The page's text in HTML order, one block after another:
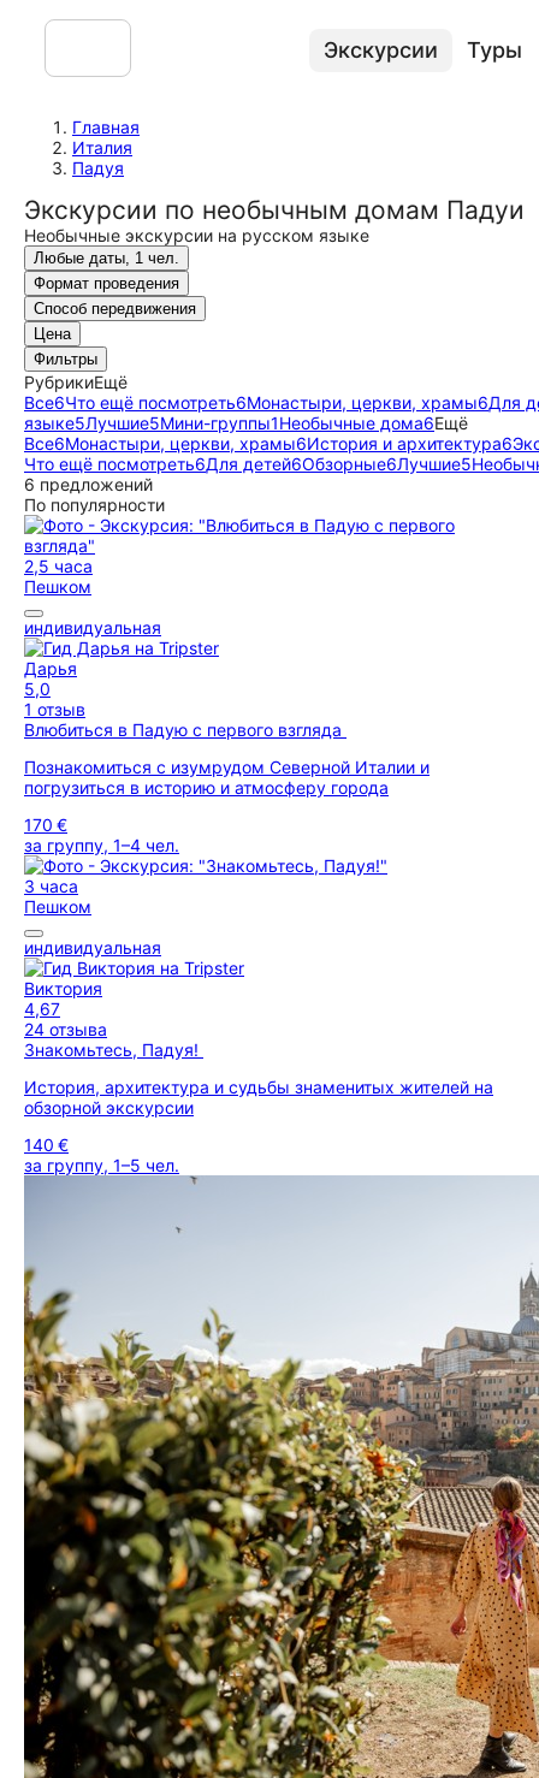
Экскурсии Туры
Главная
Италия
Падуя
Экскурсии по необычным домам Падуи
Необычные экскурсии на русском языке
Любые даты, 1 чел.
Формат проведения
Способ передвижения
Цена
Фильтры
РубрикиЕщё
Все6Что ещё посмотреть6Монастыри, церкви, храмы6Для
языке5Лучшие5Мини-группы1Необычные дома6Ещё
Все6Монастыри, церкви, храмы6История и архитектура6
Что ещё посмотреть6Для детей6Обзорные6Лучшие5
6 предложений
По популярности
2,5 часа
Пешком
индивидуальная
Дарья
5,0
1 отзыв
Влюбиться в Падую с первого взгляда
Познакомиться с изумрудом Северной Италии и
погрузиться в историю и атмосферу города
170 €
за группу, 1–4 чел.
3 часа
Пешком
индивидуальная
Виктория
4,67
24 отзыва
Знакомьтесь, Падуя!
История, архитектура и судьбы знаменитых жителей на
обзорной экскурсии
140 €
за группу, 1–5 чел.